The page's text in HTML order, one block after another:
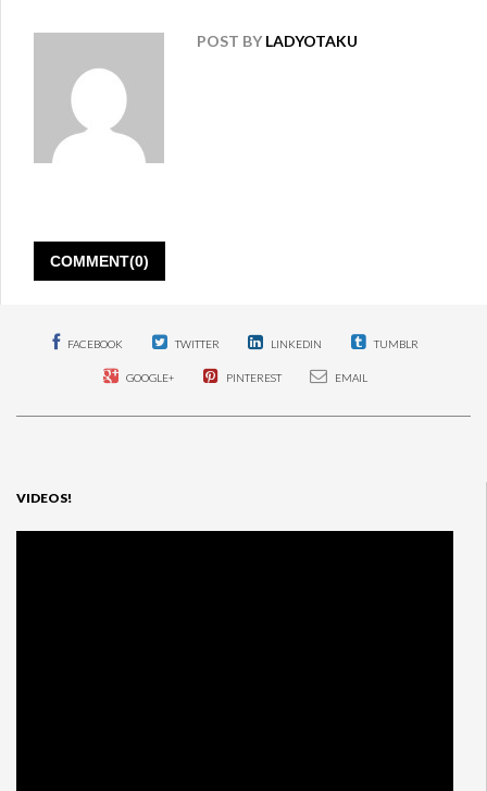
POST BY LADYOTAKU
COMMENT(0)
FACEBOOK TWITTER LINKEDIN TUMBLR
GOOGLE+ PINTEREST EMAIL
VIDEOS!